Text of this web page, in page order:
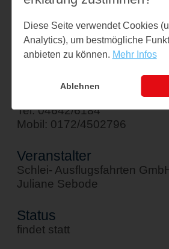
24376 Kappeln
↪ Google Maps öffnen
Kontakt
sebode@schlei-
Tel: 04642/6184
Mobil: 0172/4502796
Veranstalter
Schlei- Ausflugsfahrten
Juliane Sebode
Status
findet statt
Diese Seite verwendet Cookies
Analytics), um bestmögliche
anbieten zu können. Mehr Infos
Ablehnen